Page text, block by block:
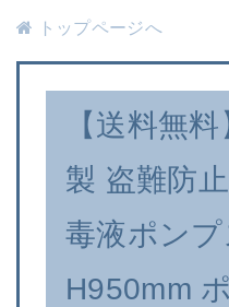
トップページへ
【送料無
製 盗難防
毒液ポン
H950mm